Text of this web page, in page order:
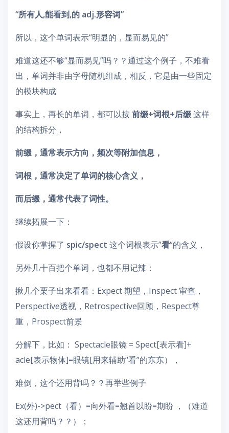
“所有人,能看到,的 adj.形容词”
所以，这个单词表示“明显的，显而易见的”
难道这还不够“显而易见”吗？？通过这个例子，不难看
出，单词并非由字母随机组成，相反，它是由一些固定
的模块构成
事实上，再长的单词，都可以按前缀+词根+后缀这样
的结构拆分，
前缀，通常表示方向，频次等附加信息，
词根，通常决定了单词的核心含义，
而后缀，通常代表了词性。
继续拓展一下：
假设你掌握了 spic/spect 这个词根表示”看“的含义，
另外几十百把个单词，也都不用记辣：
揪几个栗子出来看看：Expect 期望，Inspect 审查，
Perspective透视，Retrospective回顾，Respect尊
重，Prospect前景
分解下，比如： Spectacle眼镜 = Spect[表示看]+
acle[表示物体]=眼镜[用来辅助“看”的东东），
难倒，这个还用背吗？？再举些例子
Ex(外)->pect（看）=向外看=翘首以盼=期盼 ，（难道
这还用背吗？？）；